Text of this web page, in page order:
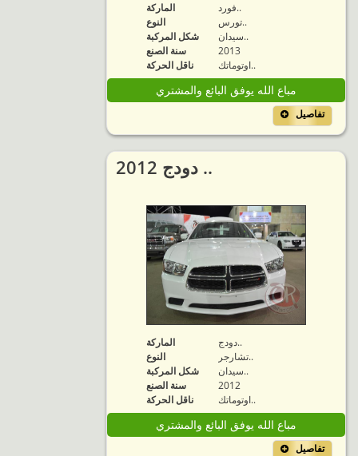
الماركة
فورد..
النوع
تورس..
شكل المركبة
سيدان..
سنة الصنع
2013
ناقل الحركة
اوتوماتك..
مباع الله يوفق البائع والمشتري
تفاصيل
2012 دودج ..
الماركة
دودج..
النوع
تشارجر..
شكل المركبة
سيدان..
سنة الصنع
2012
ناقل الحركة
اوتوماتك..
مباع الله يوفق البائع والمشتري
تفاصيل